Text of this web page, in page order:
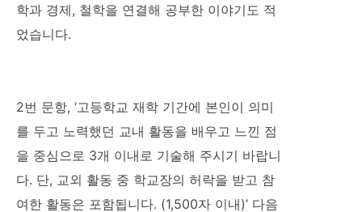
학과 경제, 철학을 연결해 공부한 이야기도 적
었습니다.
2번 문항, ‘고등학교 재학 기간에 본인이 의미
를 두고 노력했던 교내 활동을 배우고 느낀 점
을 중심으로 3개 이내로 기술해 주시기 바랍니
다. 단, 교외 활동 중 학교장의 허락을 받고 참
여한 활동은 포함됩니다. (1,500자 이내)’ 다음